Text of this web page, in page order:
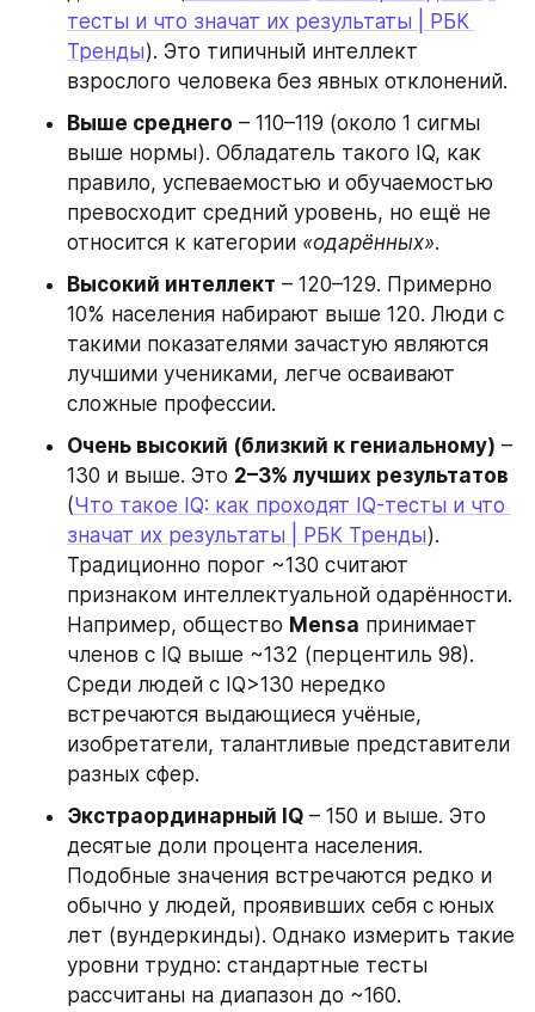
тесты и что значат их результаты | РБК
Тренды). Это типичный интеллект
взрослого человека без явных отклонений.
Выше среднего – 110–119 (около 1 сигмы
выше нормы). Обладатель такого IQ, как
правило, успеваемостью и обучаемостью
превосходит средний уровень, но ещё не
относится к категории «одарённых».
Высокий интеллект – 120–129. Примерно
10% населения набирают выше 120. Люди с
такими показателями зачастую являются
лучшими учениками, легче осваивают
сложные профессии.
Очень высокий (близкий к гениальному) –
130 и выше. Это 2–3% лучших результатов
(Что такое IQ: как проходят IQ-тесты и что
значат их результаты | РБК Тренды).
Традиционно порог ~130 считают
признаком интеллектуальной одарённости.
Например, общество Mensa принимает
членов с IQ выше ~132 (перцентиль 98).
Среди людей с IQ>130 нередко
встречаются выдающиеся учёные,
изобретатели, талантливые представители
разных сфер.
Экстраординарный IQ – 150 и выше. Это
десятые доли процента населения.
Подобные значения встречаются редко и
обычно у людей, проявивших себя с юных
лет (вундеркинды). Однако измерить такие
уровни трудно: стандартные тесты
рассчитаны на диапазон до ~160.